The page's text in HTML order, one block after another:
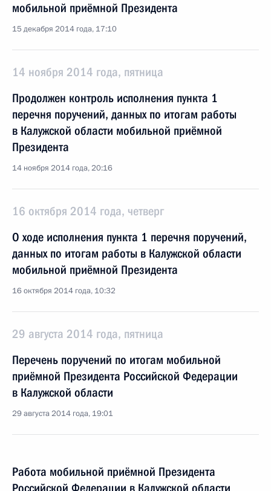
мобильной приёмной Президента
15 декабря 2014 года, 17:10
14 ноября 2014 года, пятница
Продолжен контроль исполнения пункта 1
перечня поручений, данных по итогам работы
в Калужской области мобильной приёмной
Президента
14 ноября 2014 года, 20:16
16 октября 2014 года, четверг
О ходе исполнения пункта 1 перечня поручений,
данных по итогам работы в Калужской области
мобильной приёмной Президента
16 октября 2014 года, 10:32
29 августа 2014 года, пятница
Перечень поручений по итогам мобильной
приёмной Президента Российской Федерации
в Калужской области
29 августа 2014 года, 19:01
Работа мобильной приёмной Президента
Российской Федерации в Калужской области